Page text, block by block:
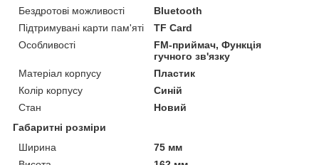
Бездротові можливості
Bluetooth
Підтримувані карти пам'яті
TF Card
Особливості
FM-приймач, Функція
гучного зв'язку
Матеріал корпусу
Пластик
Колір корпусу
Синій
Стан
Новий
Габаритні розміри
Ширина
75 мм